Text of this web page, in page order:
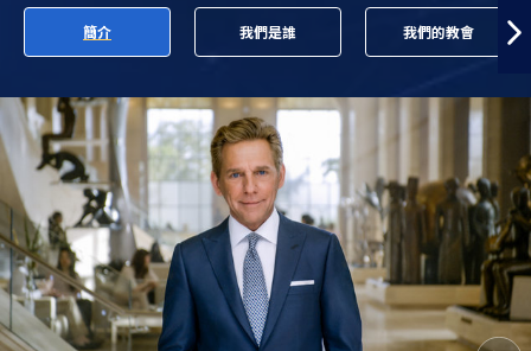
簡介 我們是誰 我們的教會